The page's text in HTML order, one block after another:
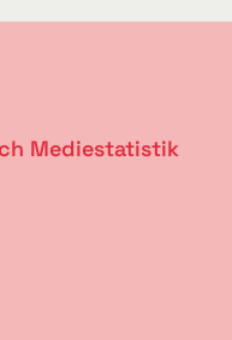
Mediestatistik